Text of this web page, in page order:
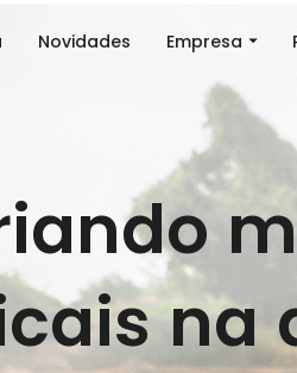
Novidades Empresa
na